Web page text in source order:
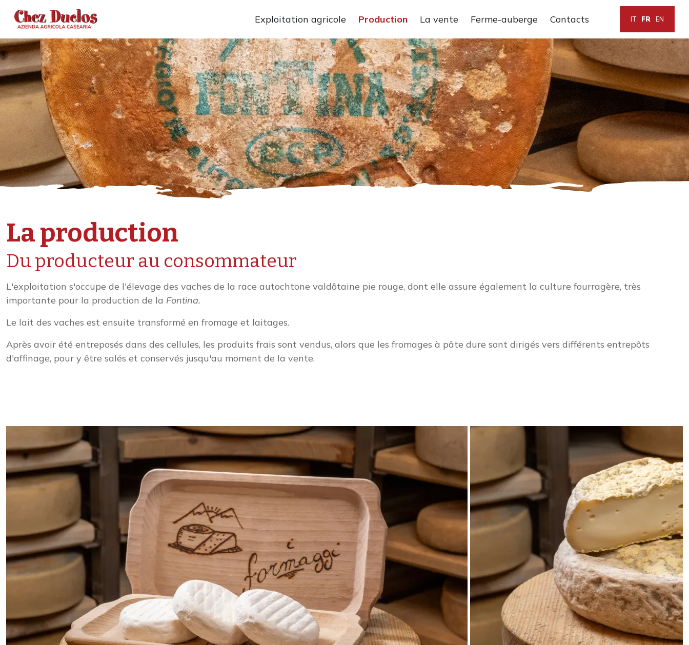
Exploitation agricole Production La vente Ferme-auberge Contacts IT FR EN
La production
Du producteur au consommateur
L'exploitation s'occupe de l'élevage des vaches de la race autochtone valdôtaine pie rouge, dont elle assure également la culture fourragère, très
importante pour la production de la Fontina.
Le lait des vaches est ensuite transformé en fromage et laitages.
Après avoir été entreposés dans des cellules, les produits frais sont vendus, alors que les fromages à pâte dure sont dirigés vers différents entrepôts
d'affinage, pour y être salés et conservés jusqu'au moment de la vente.